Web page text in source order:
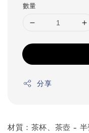
數量
分享
材質：茶杯、茶壺 -